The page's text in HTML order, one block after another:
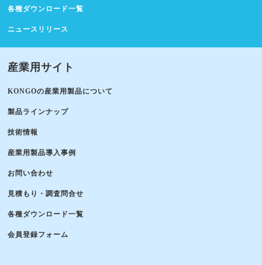
各種ダウンロード一覧
ニュースリリース
産業用サイト
KONGOの産業用製品について
製品ラインナップ
技術情報
産業用製品導入事例
お問い合わせ
見積もり・調査問合せ
各種ダウンロード一覧
会員登録フォーム